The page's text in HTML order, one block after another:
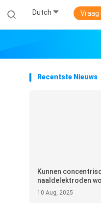
Dutch
Recentste Nieuws
Kunnen
naaldelektroden
in onderzoek en
proeven?
10 Aug, 2025